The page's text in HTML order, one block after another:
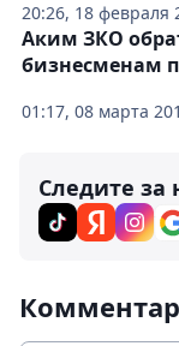
20:26, 18 февраля
01:17, 08 марта
Аким ЗКО
бизнесменам
Следите за